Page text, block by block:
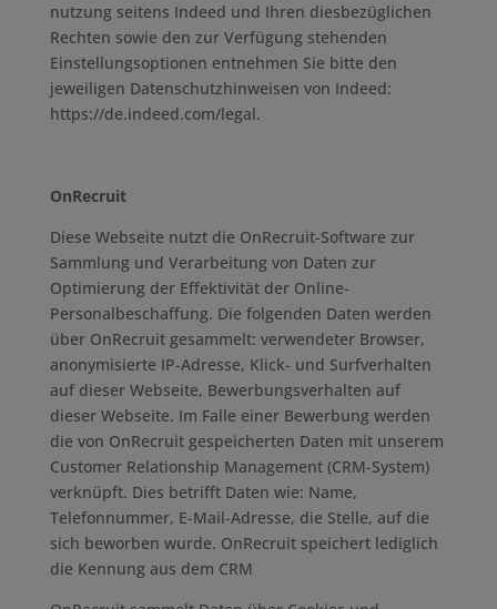
nutzung seitens Indeed und Ihren diesbezüglichen
Rechten sowie den zur Verfügung stehenden
Einstellungsoptionen entnehmen Sie bitte den
jeweiligen Datenschutzhinweisen von Indeed:
https://de.indeed.com/legal.
OnRecruit
Diese Webseite nutzt die OnRecruit-Software zur
Sammlung und Verarbeitung von Daten zur
Optimierung der Effektivität der Online-
Personalbeschaffung. Die folgenden Daten werden
über OnRecruit gesammelt: verwendeter Browser,
anonymisierte IP-Adresse, Klick- und Surfverhalten
auf dieser Webseite, Bewerbungsverhalten auf
dieser Webseite. Im Falle einer Bewerbung werden
die von OnRecruit gespeicherten Daten mit unserem
Customer Relationship Management (CRM-System)
verknüpft. Dies betrifft Daten wie: Name,
Telefonnummer, E-Mail-Adresse, die Stelle, auf die
sich beworben wurde. OnRecruit speichert lediglich
die Kennung aus dem CRM